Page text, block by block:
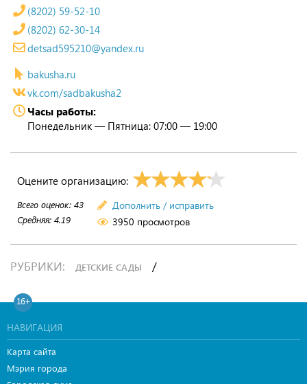
(8202) 59-52-10
(8202) 62-30-14
detsad595210@yandex.ru
bakusha.ru
vk.com/sadbakusha2
Часы работы:
Понедельник — Пятница: 07:00 — 19:00
Оцените организацию:
Всего оценок: 43
Средняя: 4.19
Дополнить / исправить
3950 просмотров
РУБРИКИ: ДЕТСКИЕ САДЫ /
16+
НАВИГАЦИЯ
Карта сайта
Мэрия города